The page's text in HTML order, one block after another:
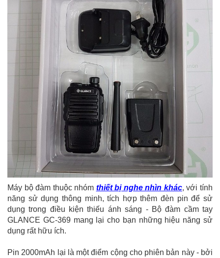
Máy bộ đàm thuộc nhóm thiết bị nghe nhìn khác, với tính
năng sử dụng thông minh, tích hợp thêm đèn pin để sử
dụng trong điều kiện thiếu ánh sáng - Bộ đàm cầm tay
GLANCE GC-369 mang lại cho bạn những hiệu năng sử
dụng rất hữu ích.
Pin 2000mAh lại là một điểm cộng cho phiên bản này - bởi